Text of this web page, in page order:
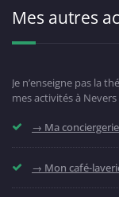
Mes autres
Je n’enseigne pas la
mes activités à Nevers
→ Ma conciergerie
→ Mon café-